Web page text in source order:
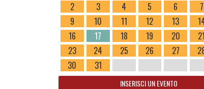
2
3 4 5 6 7
9
10 11 12 13
16
17 18 19 20 21
23
24 25 26 27
30
31
INSERISCI UN EVENTO